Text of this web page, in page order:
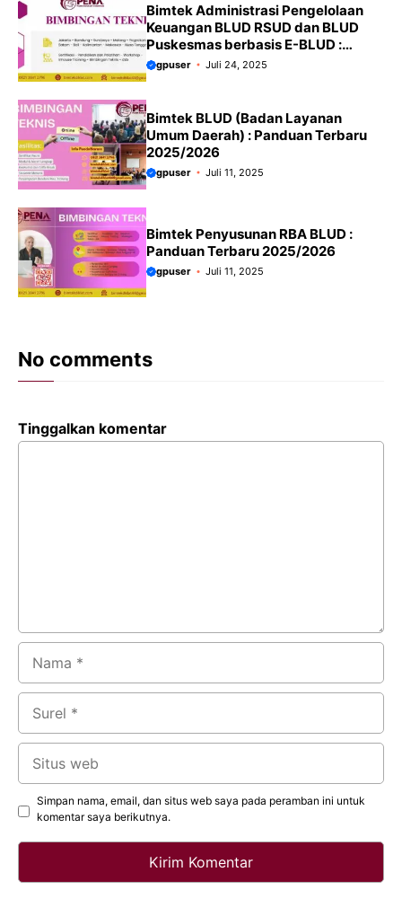
Bimtek Administrasi Pengelolaan
Keuangan BLUD RSUD dan BLUD
Puskesmas berbasis E-BLUD :
Panduan terbaru 2025/2026
gpuser Juli 24, 2025
Bimtek BLUD (Badan Layanan
Umum Daerah) : Panduan Terbaru
2025/2026
gpuser Juli 11, 2025
Bimtek Penyusunan RBA BLUD :
Panduan Terbaru 2025/2026
gpuser Juli 11, 2025
No comments
Tinggalkan komentar
Simpan nama, email, dan situs web saya pada peramban ini untuk
komentar saya berikutnya.